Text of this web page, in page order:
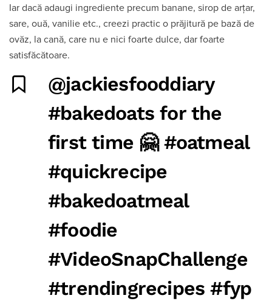
Iar dacă adaugi ingrediente precum banane, sirop de arțar,
sare, ouă, vanilie etc., creezi practic o prăjitură pe bază de
ovăz, la cană, care nu e nici foarte dulce, dar foarte
satisfăcătoare.
@jackiesfooddiary
#bakedoats for the
first time 🤗#oatmeal
#quickrecipe
#bakedoatmeal
#foodie
#VideoSnapChallenge
#trendingrecipes #fyp